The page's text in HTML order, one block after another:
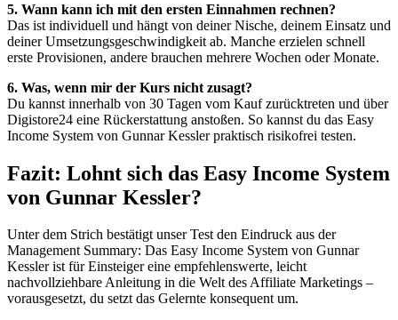
5. Wann kann ich mit den ersten Einnahmen rechnen?
Das ist individuell und hängt von deiner Nische, deinem Einsatz und
deiner Umsetzungsgeschwindigkeit ab. Manche erzielen schnell
erste Provisionen, andere brauchen mehrere Wochen oder Monate.
6. Was, wenn mir der Kurs nicht zusagt?
Du kannst innerhalb von 30 Tagen vom Kauf zurücktreten und über
Digistore24 eine Rückerstattung anstoßen. So kannst du das Easy
Income System von Gunnar Kessler praktisch risikofrei testen.
Fazit: Lohnt sich das Easy Income System
von Gunnar Kessler?
Unter dem Strich bestätigt unser Test den Eindruck aus der
Management Summary: Das Easy Income System von Gunnar
Kessler ist für Einsteiger eine empfehlenswerte, leicht
nachvollziehbare Anleitung in die Welt des Affiliate Marketings –
vorausgesetzt, du setzt das Gelernte konsequent um.